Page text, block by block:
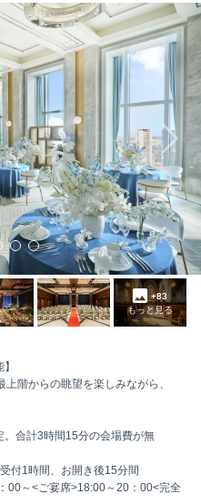
Next
+83
もっと見る
階からの眺望を楽しみながら、
。合計3時間15分の会場費が無
付1時間、お開き後15分間
00～<ご宴席>18:00～20：00<完全